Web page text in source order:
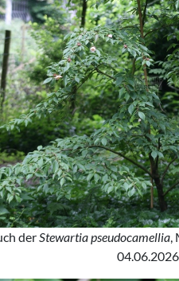
derStewartia pseudocamellia,
04.06.2026